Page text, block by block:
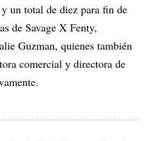
y un total de diez para fin de
de Savage X Fenty,
Guzman, quienes también
comercial y directora de